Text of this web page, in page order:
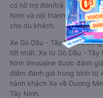
có hỗ trợ đón/trả tận nơi
Ninh và nội thành Dương
cho du khách.
Xe Gò Dầu - Tây Ninh
tốt nhất: Xe từ Gò Dầu - Tây
Ninh limousine được đánh
điểm đánh giá trung bình từ
hành khách Xe về Dương
Tây Ninh.